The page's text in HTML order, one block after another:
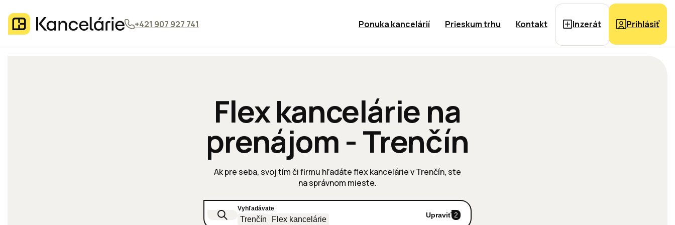
+421 907 927 741 Ponuka kancelárií Prieskum trhu Kontakt Inzerát Prihlásiť
Flex kancelárie na
prenájom - Trenčín
Ak pre seba, svoj tím či firmu hľadáte flex kancelárie v Trenčín, ste
na správnom mieste.
Vyhľadávate
Trenčín Flex kancelárie
Upraviť 2